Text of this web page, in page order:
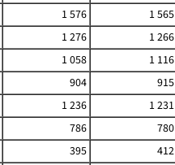
1 576 1 565
1 276 1 266
1 058 1 116
904 915
1 236 1 231
786 780
395 412